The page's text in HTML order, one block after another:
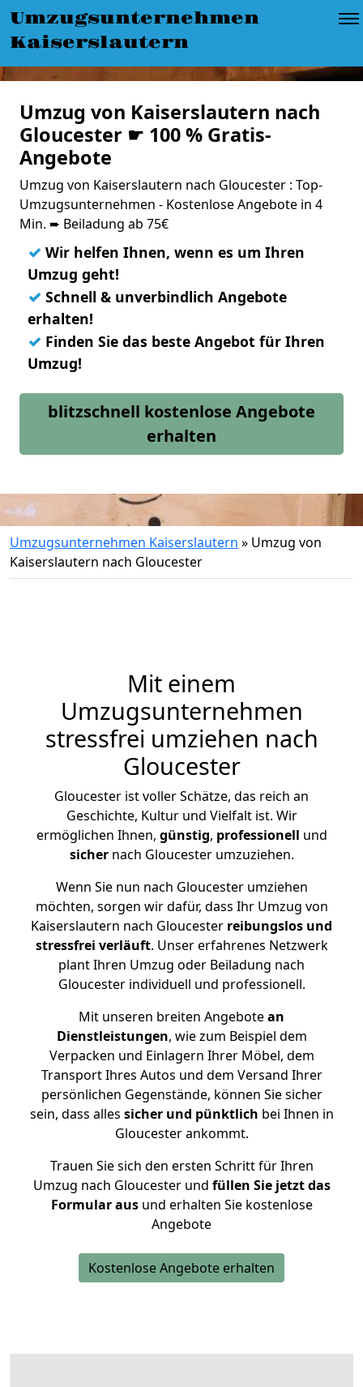
Umzugsunternehmen
Kaiserslautern
Umzug von Kaiserslautern nach
Gloucester ☛ 100 % Gratis-
Angebote
Umzug von Kaiserslautern nach Gloucester : Top-
Umzugsunternehmen - Kostenlose Angebote in 4
Min. ➨ Beiladung ab 75€
✓ Wir helfen Ihnen, wenn es um Ihren
Umzug geht!
✓ Schnell & unverbindlich Angebote
erhalten!
✓ Finden Sie das beste Angebot für Ihren
Umzug!
blitzschnell kostenlose Angebote
erhalten
Umzugsunternehmen Kaiserslautern » Umzug von
Kaiserslautern nach Gloucester
Mit einem
Umzugsunternehmen
stressfrei umziehen nach
Gloucester
Gloucester ist voller Schätze, das reich an
Geschichte, Kultur und Vielfalt ist. Wir
ermöglichen Ihnen, günstig, professionell und
sichernach Gloucester umzuziehen.
Wenn Sie nun nach Gloucester umziehen
möchten, sorgen wir dafür, dass Ihr Umzug von
Kaiserslautern nach Gloucester reibungslos und
stressfrei verläuft. Unser erfahrenes Netzwerk
plant Ihren Umzug oder Beiladung nach
Gloucester individuell und professionell.
Mit unseren breiten Angebotean
Dienstleistungen, wie zum Beispiel dem
Verpacken und Einlagern Ihrer Möbel, dem
Transport Ihres Autos und dem Versand Ihrer
persönlichen Gegenstände, können Sie sicher
sein, dass alles sicher und pünktlich bei Ihnen in
Gloucester ankommt.
Trauen Sie sich den ersten Schritt für Ihren
Umzug nach Gloucester und füllen Sie jetzt das
Formular ausund erhalten Sie kostenlose
Angebote
Kostenlose Angebote erhalten